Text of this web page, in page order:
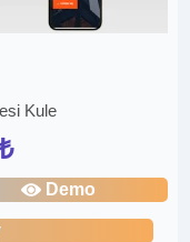
Kule
Demo